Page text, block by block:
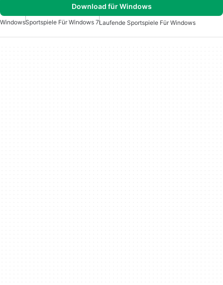
Download für Windows
WindowsSportspiele Für Windows 7Laufende Sportspiele Für Windows